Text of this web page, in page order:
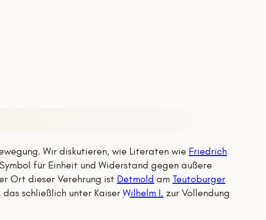
Wir diskutieren, wie Literaten wie Friedrich
für Einheit und Widerstand gegen äußere
Ort dieser Verehrung ist Detmold am Teutoburger
schließlich unter Kaiser Wilhelm I. zur Vollendung